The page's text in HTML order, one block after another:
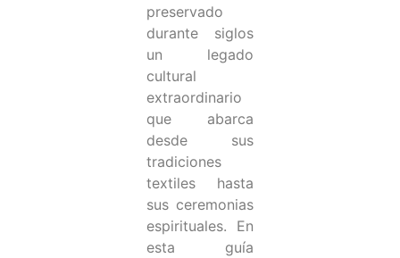
preservado
durante siglos
un legado
cultural
extraordinario
que abarca
desde sus
tradiciones
textiles hasta
sus ceremonias
espirituales. En
esta guía